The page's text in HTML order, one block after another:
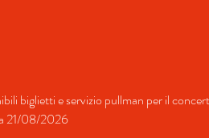
biglietti e servizio pullman per il
21/08/2026